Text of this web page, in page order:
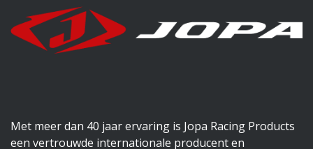
Met meer dan 40 jaar ervaring is Jopa Racing Products
een vertrouwde internationale producent en